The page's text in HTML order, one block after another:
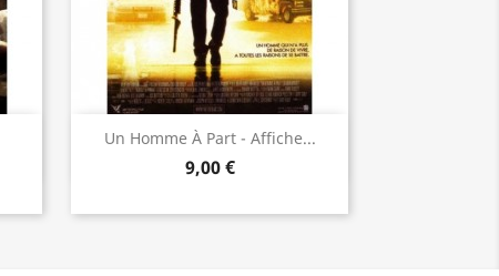
Un Homme À Part - Affiche...
9,00 €
Aperçu rapide